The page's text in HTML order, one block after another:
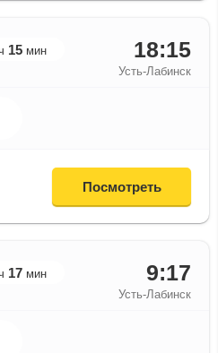
15 мин 18:15
Усть-Лабинск
Посмотреть
17 мин 9:17
Усть-Лабинск